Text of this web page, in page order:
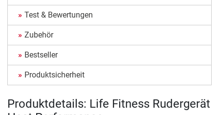
Test & Bewertungen
Zubehör
Bestseller
Produktsicherheit
Produktdetails: Life Fitness Rudergerät